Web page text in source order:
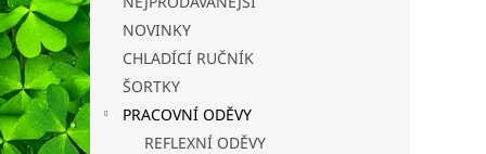
a
n
n
í
p
a
NOVINKY
CHLADÍCÍ RUČNÍK
ŠORTKY
PRACOVNÍ ODĚVY
REFLEXNÍ ODĚVY